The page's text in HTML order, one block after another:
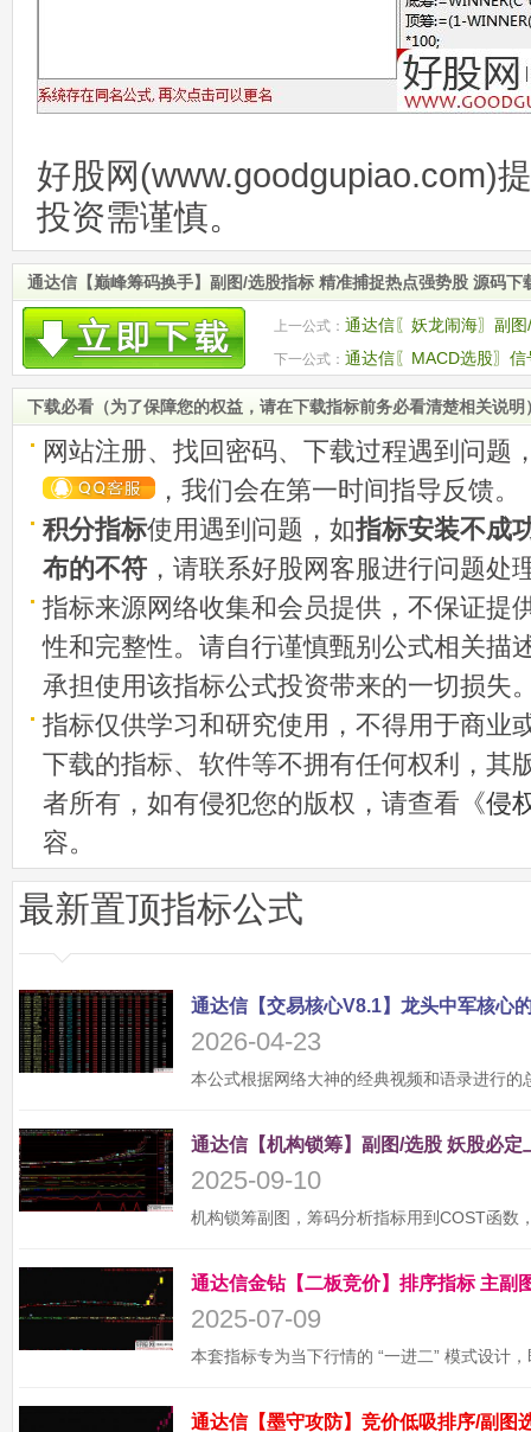
好股网(www.goodgupiao.com)
投资需谨慎。
通达信【巅峰筹码换手】副图/选股指标 精准捕捉热点强势股 源码下
上一公式： 通达信〖妖龙闹海〗副
下一公式： 通达信〖MACD选股〗
潜在买入机会
下载必看（为了保障您的权益，请在下载指标前务必看清楚相关说明
网站注册、找回密码、下载过程遇到问题
，我们会在第一时间指导反馈。
积分指标使用遇到问题，如指标安装不成
布的不符 ，请联系好股网客服进行问题处
指标来源网络收集和会员提供，不保证提
性和完整性。请自行谨慎甄别公式相关描
承担使用该指标公式投资带来的一切损失
指标仅供学习和研究使用，不得用于商业
下载的指标、软件等不拥有任何权利，其
者所有，如有侵犯您的版权，请查看《侵
容。
最新置顶指标公式
2026-04-23
2025-09-10
2025-07-09